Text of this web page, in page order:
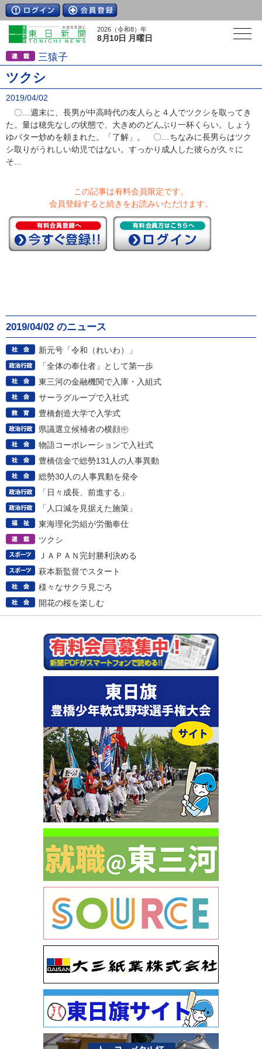
2026（令和8）年
8月10日 月曜日
三猿子
ツクシ
2019/04/02
〇…週末に、長男が中高時代の友人らと４人でツクシを取ってき
た。量は穂先なしの状態で、大きめのどんぶり一杯くらい。しょう
ゆバター炒めを頼まれた。「了解」。 〇…ちなみに長男らはツク
シ取りがうれしい幼児ではない。すっかり成人した彼らが久々に
そ...
この記事は有料会員限定です。
会員登録すると続きをお読みいただけます。
2019/04/02 のニュース
新元号「令和（れいわ）」
「全体の奉仕者」として第一歩
東三河の金融機関で入庫・入組式
サーラグループで入社式
豊橋創造大学で入学式
県議選立候補者の横顔㊥
物語コーポレーションで入社式
豊橋信金で総勢131人の人事異動
総勢30人の人事異動を発令
「日々成長、前進する」
「人口減を見据えた施策」
東海理化労組が労働奉仕
ツクシ
ＪＡＰＡＮ完封勝利決める
萩本新監督でスタート
様々なサクラ見ごろ
開花の桜を楽しむ